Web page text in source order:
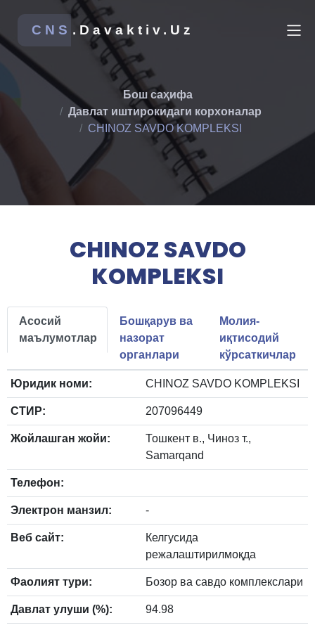
CNS .Davaktiv.Uz
Бош саҳифа
Давлат иштирокидаги корхоналар
CHINOZ SAVDO KOMPLEKSI
CHINOZ SAVDO
KOMPLEKSI
Асосий
маълумотлар
Бошқарув ва
назорат
органлари
Молия-
иқтисодий
кўрсаткичлар
Юридик номи: CHINOZ SAVDO KOMPLEKSI
СТИР: 207096449
Жойлашган жойи:
Тошкент в., Чиноз т.,
Samarqand
Телефон:
Электрон манзил: -
Веб сайт:
Келгусида
режалаштирилмоқда
Фаолият тури: Бозор ва савдо комплекслари
Давлат улуши (%): 94.98